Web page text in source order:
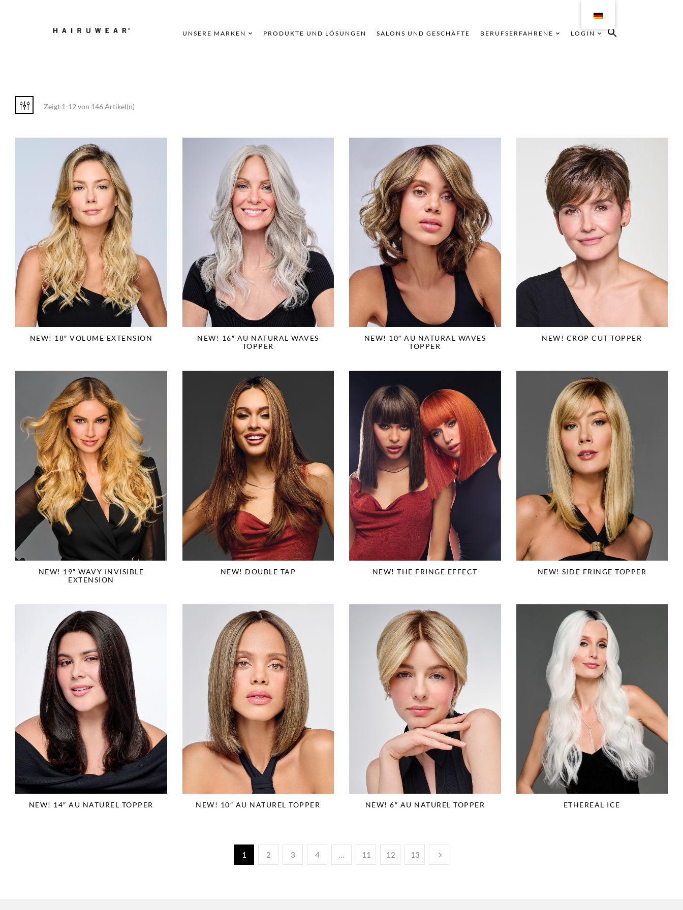
UNSERE MARKEN PRODUKTE UND LÖSUNGEN SALONS UND GESCHÄFTE BERUFSERFAHRENE LOGIN
Zeigt 1-12 von 146 Artikel(n)
NEW! 18″ VOLUME EXTENSION
NEW! 16″ AU NATURAL WAVES
TOPPER
NEW! 10″ AU NATURAL WAVES
TOPPER
NEW! CROP CUT TOPPER
NEW! 19″ WAVY INVISIBLE
EXTENSION
NEW! DOUBLE TAP NEW! THE FRINGE EFFECT NEW! SIDE FRINGE TOPPER
NEW! 14″ AU NATUREL TOPPER NEW! 10″ AU NATUREL TOPPER NEW! 6″ AU NATUREL TOPPER ETHEREAL ICE
1 2 3 4 … 11 12 13